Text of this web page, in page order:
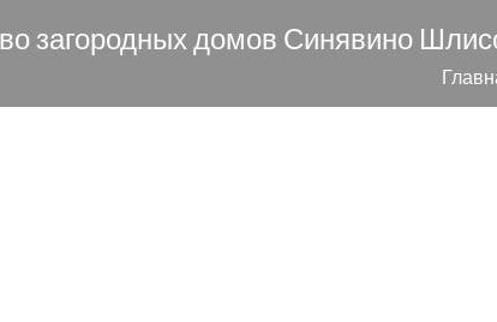
загородных домов Синявино